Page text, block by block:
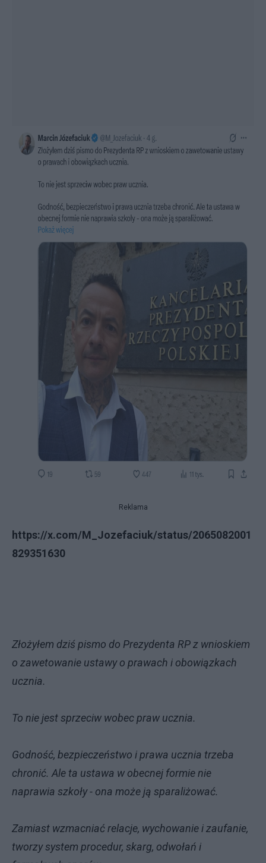
Reklama
https://x.com/M_Jozefaciuk/status/2065082001
829351630
Złożyłem dziś pismo do Prezydenta RP z wnioskiem
o zawetowanie ustawy o prawach i obowiązkach
ucznia.
To nie jest sprzeciw wobec praw ucznia.
Godność, bezpieczeństwo i prawa ucznia trzeba
chronić. Ale ta ustawa w obecnej formie nie
naprawia szkoły - ona może ją sparaliżować.
Zamiast wzmacniać relacje, wychowanie i zaufanie,
tworzy system procedur, skarg, odwołań i